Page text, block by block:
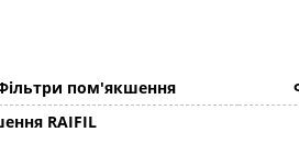
пом'якшення
RAIFIL